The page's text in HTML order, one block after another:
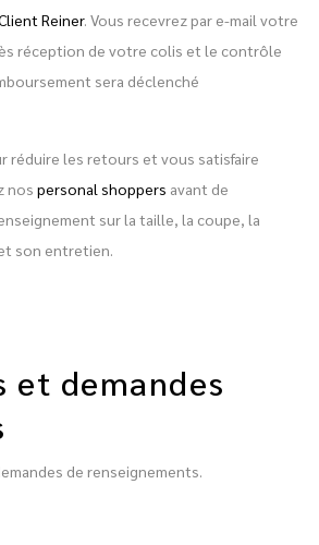
Reiner. Vous recevrez par e-mail votre
réception de votre colis et le contrôle
sera déclenché
réduire les retours et vous satisfaire
nos personal shoppers avant de
sur la taille, la coupe, la
son entretien.
et demandes
de renseignements.